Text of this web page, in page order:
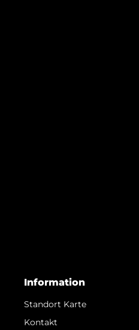
Information
Standort Karte
Kontakt